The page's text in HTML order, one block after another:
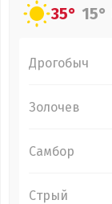
35° 15°
Дрогобыч
Золочев
Самбор
Стрый